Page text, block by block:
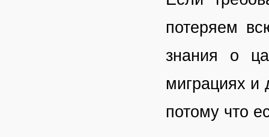
потеряем
знания о
миграциях и
потому что